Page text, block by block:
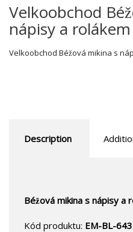
Velkoobchod
nápisy a rolákem
Velkoobchod Béžová mikina s
Description
Béžová mikina s nápisy a
Kód produktu: EM-BL-